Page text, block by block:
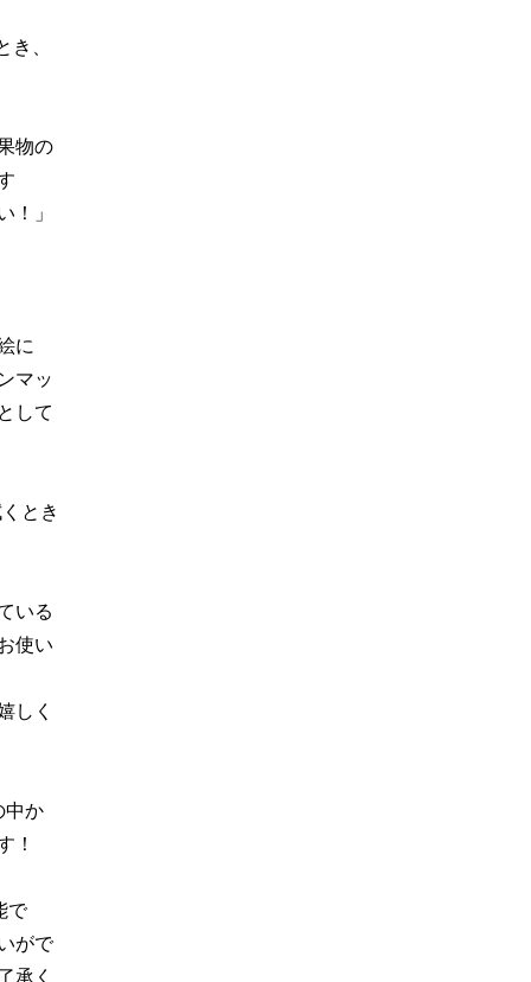
、
物の
！」
に
マッ
して
とき
いる
使い
しく
中か
！
で
がで
承く